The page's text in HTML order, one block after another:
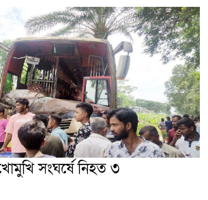
সংঘর্ষে নিহত ৩